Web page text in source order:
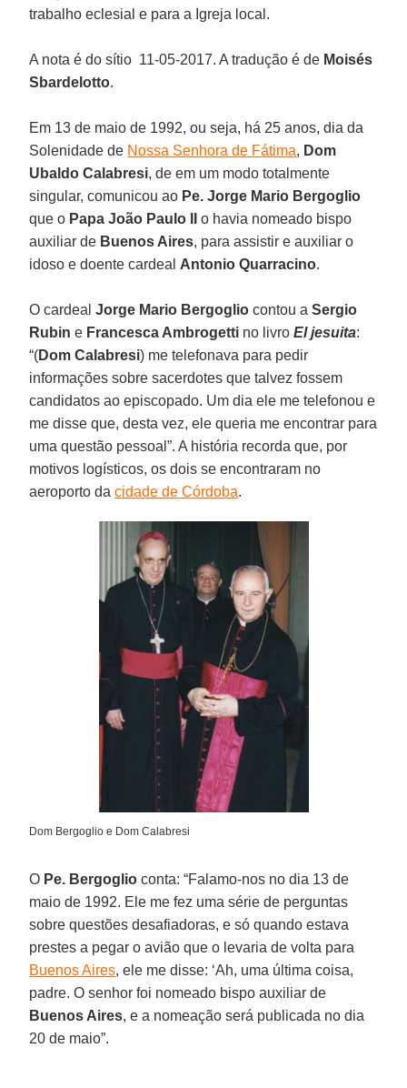
trabalho eclesial e para a Igreja local.
A nota é do sítio 11-05-2017. A tradução é de Moisés
Sbardelotto.
Em 13 de maio de 1992, ou seja, há 25 anos, dia da
Solenidade de Nossa Senhora de Fátima, Dom
Ubaldo Calabresi, de em um modo totalmente
singular, comunicou ao Pe. Jorge Mario Bergoglio
que o Papa João Paulo II
o havia nomeado bispo
auxiliar de Buenos Aires, para assistir e auxiliar o
idoso e doente cardeal Antonio Quarracino.
O cardealJorge Mario Bergoglio contou aSergio
Rubin e Francesca Ambrogetti no livroEl jesuita:
“(Dom Calabresi) me telefonava para pedir
informações sobre sacerdotes que talvez fossem
candidatos ao episcopado. Um dia ele me telefonou e
me disse que, desta vez, ele queria me encontrar para
uma questão pessoal”. A história recorda que, por
motivos logísticos, os dois se encontraram no
aeroporto dacidade de Córdoba.
Dom Bergoglio e Dom Calabresi
O Pe. Bergoglio conta: “Falamo-nos no dia 13 de
maio de 1992. Ele me fez uma série de perguntas
sobre questões desafiadoras, e só quando estava
prestes a pegar o avião que o levaria de volta para
Buenos Aires, ele me disse: ‘Ah, uma última coisa,
padre. O senhor foi nomeado bispo auxiliar de
Buenos Aires, e a nomeação será publicada no dia
20 de maio”.